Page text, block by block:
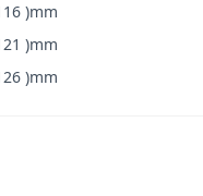
)mm
)mm
)mm
)mm
)mm
)mm